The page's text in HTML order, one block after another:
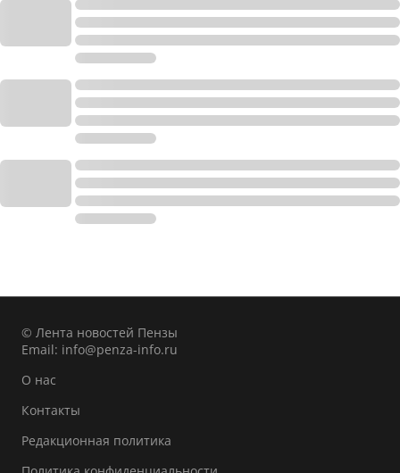
© Лента новостей Пензы
Email: info@penza-info.ru
О нас
Контакты
Редакционная политика